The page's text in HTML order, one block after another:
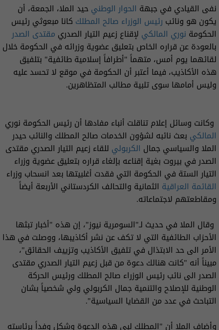
نفى القيادي في جبهة الحوار الوطنيحيد الملا، الجمعة، أن
يكون هو ونائب رئيس الوزراء صالح المطلك كانا مبعوثي رئيس
الحكومة نوري المالكي لإقناع زعيم التيار الصدري مقتدى الصدر
بالعودة عن قراره الخاص بتعليق عضوية وزرائه في الحكومة خلال
لقائهما يوم أمس، متهماً "أطرافاً إسلامية طائفية" بتلفيق
هذه الأكاذيب، فيما أعتبر أن الحكومة في موقع لا تحسد عليه
وليس أمامها سوى تلبية مطالب المتظاهرين.
وكانت وسائل إعلام تناقلت أنباء مفادها أن رئيس الحكومة نوري
المالكي بعث نائبه لشؤون الخدمات صالح المطلك والنائب حيدر
الملا والسياسي جمال الكربولي للقاء زعيم التيار الصدري مقتدى
الصدر في بيروت بغية إقناعه بإلغاء قراره بتعليق عضوية وزراء
التيار الستة في الحكومة التي فقدت أغلبيتها بعد انسحاب وزراء
القائمة العراقية الثمانية والتحالف الكردستاني الأربعة أيضاً
ومقاطعتهم لاجتماعاته.
وقال الملا في حديث لـ"السومرية نيوز"، إن هذه "أخبار تبثها
الأحزاب الطائفية التي لا تكف عن نشر أكاذيبها، ووصلت في هذا
الأمر الى حد الابتذال في تلفيق الأكاذيب وتزييف الحقائق"،
مبيناً أنه "كانت هنالك دعوة من قبل زعيم التيار الصدري مقتدى
الصدر الى نائب رئيس الوزراء صالح المطلك ورئيس الحركة
الوطنية للإصلاح والتنمية جمال الكربولي ولي شخصياً بشان
التباحث في عدد من القضايا السياسية".
وأضاف الملا أن "المطلك لبى هذه الدعوة وشكل وفداً برئاسته